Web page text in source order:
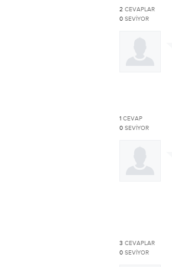
2 CEVAPLAR
0 SEVIYOR
1 CEVAP
0 SEVIYOR
3 CEVAPLAR
0 SEVIYOR